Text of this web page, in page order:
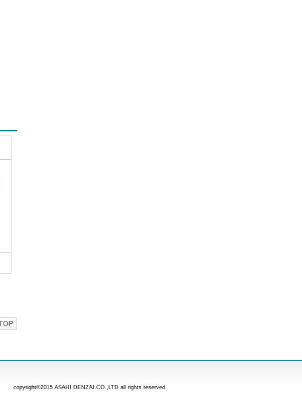
copyright©2015 ASAHI DENZAI.CO.,LTD all rights reserved.